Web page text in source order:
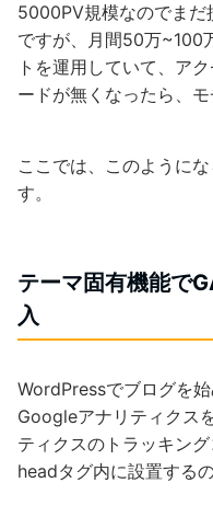
5000PV規模なのでまだ
ですが、月間50万~100
トを運用していて、ア
ードが無くなったら、
ここでは、このように
す。
テーマ固有機能で
入
WordPressでブログを
Googleアナリティクス
ティクスのトラッキン
headタグ内に設置する